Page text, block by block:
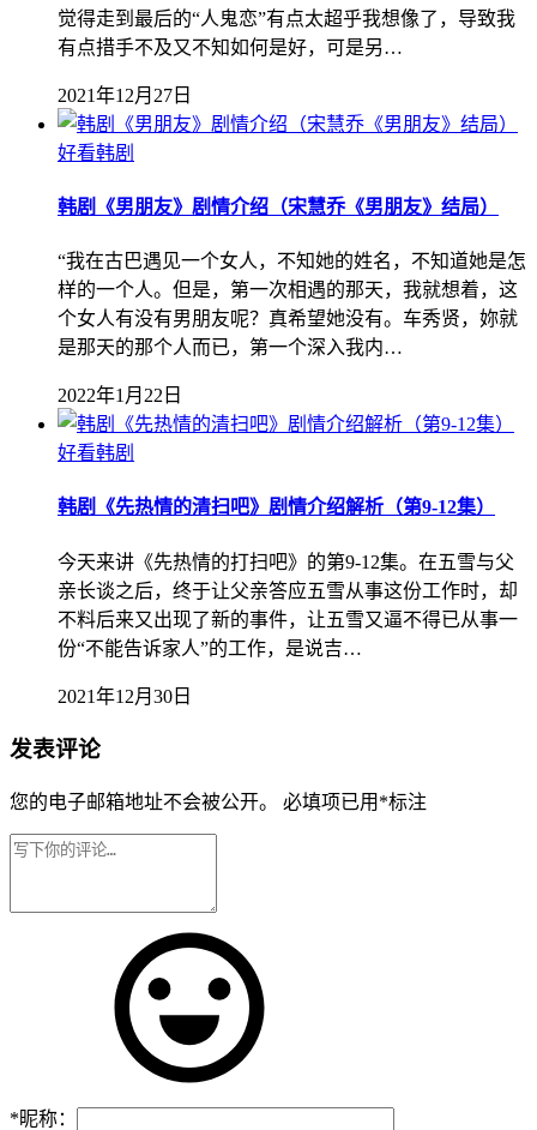
觉得走到最后的“人鬼恋”有点太超乎我想像了，导致我
有点措手不及又不知如何是好，可是另…
2021年12月27日
好看韩剧
韩剧《男朋友》剧情介绍（宋慧乔《男朋友》结局）
“我在古巴遇见一个女人，不知她的姓名，不知道她是怎
样的一个人。但是，第一次相遇的那天，我就想着，这
个女人有没有男朋友呢？真希望她没有。车秀贤，妳就
是那天的那个人而已，第一个深入我内…
2022年1月22日
好看韩剧
韩剧《先热情的清扫吧》剧情介绍解析（第9-12集）
今天来讲《先热情的打扫吧》的第9-12集。在五雪与父
亲长谈之后，终于让父亲答应五雪从事这份工作时，却
不料后来又出现了新的事件，让五雪又逼不得已从事一
份“不能告诉家人”的工作，是说吉…
2021年12月30日
发表评论
您的电子邮箱地址不会被公开。 必填项已用 *标注
*昵称：